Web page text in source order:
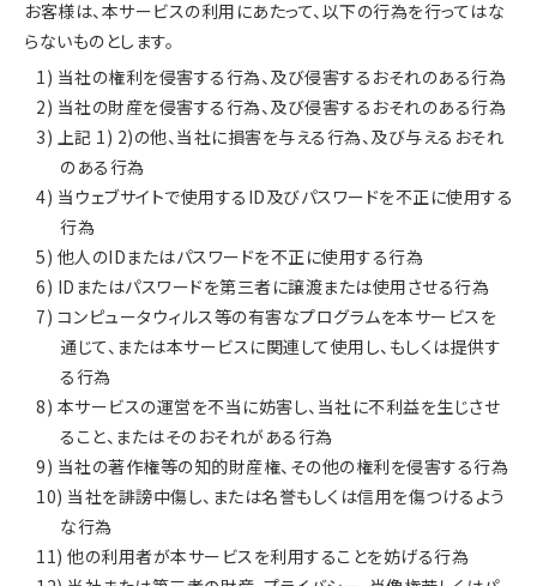
お客様は、本サービスの利用にあたって、以下の行為を行ってはな
らないものとします。
1) 当社の権利を侵害する行為、及び侵害するおそれのある行為
2) 当社の財産を侵害する行為、及び侵害するおそれのある行為
3) 上記 1) 2)の他、当社に損害を与える行為、及び与えるおそれ
のある行為
4) 当ウェブサイトで使用するID及びパスワードを不正に使用する
行為
5) 他人のIDまたはパスワードを不正に使用する行為
6) IDまたはパスワードを第三者に譲渡または使用させる行為
7) コンピュータウィルス等の有害なプログラムを本サービスを
通じて、または本サービスに関連して使用し、もしくは提供す
る行為
8) 本サービスの運営を不当に妨害し、当社に不利益を生じさせ
ること、またはそのおそれがある行為
9) 当社の著作権等の知的財産権、その他の権利を侵害する行為
10) 当社を誹謗中傷し、または名誉もしくは信用を傷つけるよう
な行為
11) 他の利用者が本サービスを利用することを妨げる行為